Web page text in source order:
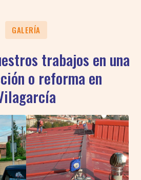
GALERÍA
trabajos en una
o reforma en